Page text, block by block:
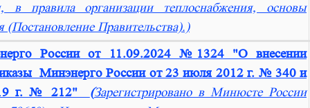
в правила организации теплоснабжения, основы
(Постановление Правительства).)
России от 11.09.2024 №1324 "О внесении
Минэнерго России от 23 июля 2012 г. № 340 и
г. № 212" (Зарегистрировано в Минюсте России